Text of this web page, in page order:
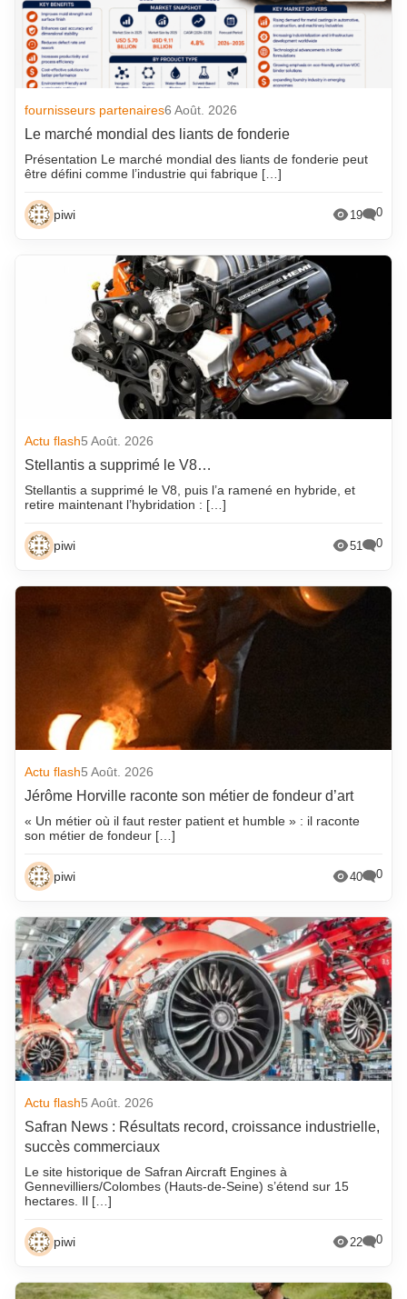
fournisseurs partenaires6 Août. 2026
Le marché mondial des liants de fonderie
Présentation Le marché mondial des liants de fonderie peut
être défini comme l’industrie qui fabrique […]
piwi 19 0
Actu flash5 Août. 2026
Stellantis a supprimé le V8…
Stellantis a supprimé le V8, puis l’a ramené en hybride, et
retire maintenant l’hybridation : […]
piwi 51 0
Actu flash5 Août. 2026
Jérôme Horville raconte son métier de fondeur d’art
« Un métier où il faut rester patient et humble » : il raconte
son métier de fondeur […]
piwi 40 0
Actu flash5 Août. 2026
Safran News : Résultats record, croissance industrielle,
succès commerciaux
Le site historique de Safran Aircraft Engines à
Gennevilliers/Colombes (Hauts-de-Seine) s’étend sur 15
hectares. Il […]
piwi 22 0